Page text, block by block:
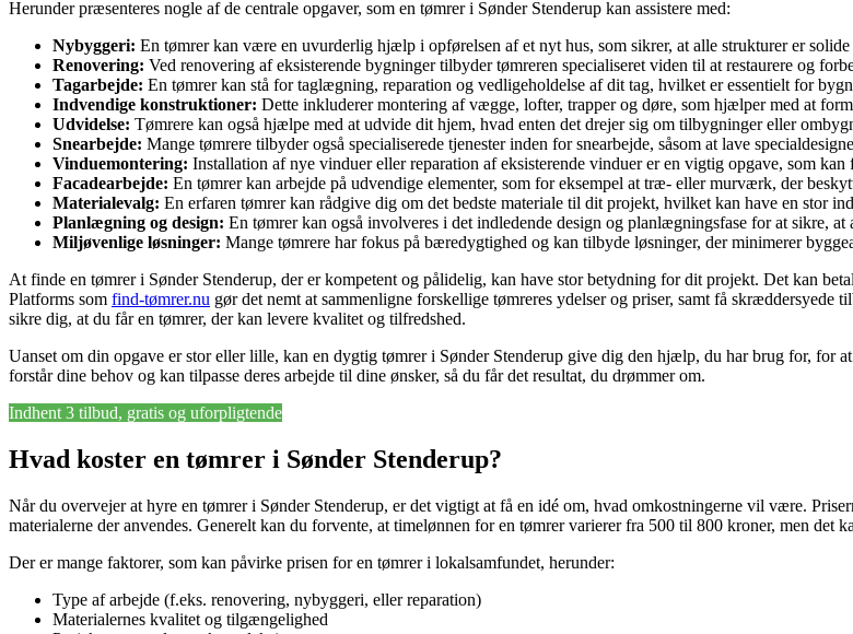
Herunder præsenteres nogle af de centrale opgaver, som en tømrer i Sønder Stenderup kan assistere med:
Nybyggeri: En tømrer kan være en uvurderlig hjælp i opførelsen af et nyt hus, som sikrer, at alle strukturer er solide
Renovering: Ved renovering af eksisterende bygninger tilbyder tømreren specialiseret viden til at restaurere og
Tagarbejde: En tømrer kan stå for taglægning, reparation og vedligeholdelse af dit tag, hvilket er essentielt for
Indvendige konstruktioner: Dette inkluderer montering af vægge, lofter, trapper og døre, som hjælper med at
Udvidelse: Tømrere kan også hjælpe med at udvide dit hjem, hvad enten det drejer sig om tilbygninger eller
Snearbejde: Mange tømrere tilbyder også specialiserede tjenester inden for snearbejde, såsom at lave
Vinduemontering: Installation af nye vinduer eller reparation af eksisterende vinduer er en vigtig opgave, som
Facadearbejde: En tømrer kan arbejde på udvendige elementer, som for eksempel at træ- eller murværk, der
Materialevalg: En erfaren tømrer kan rådgive dig om det bedste materiale til dit projekt, hvilket kan have en stor
Planlægning og design: En tømrer kan også involveres i det indledende design og planlægningsfase for at sikre,
Miljøvenlige løsninger: Mange tømrere har fokus på bæredygtighed og kan tilbyde løsninger, der minimerer
At finde en tømrer i Sønder Stenderup, der er kompetent og pålidelig, kan have stor betydning for dit projekt. Det kan
Platforms som find-tømrer.nu gør det nemt at sammenligne forskellige tømreres ydelser og priser, samt få
sikre dig, at du får en tømrer, der kan levere kvalitet og tilfredshed.
Uanset om din opgave er stor eller lille, kan en dygtig tømrer i Sønder Stenderup give dig den hjælp, du har brug for, for
forstår dine behov og kan tilpasse deres arbejde til dine ønsker, så du får det resultat, du drømmer om.
Indhent 3 tilbud, gratis og uforpligtende
Hvad koster en tømrer i Sønder Stenderup?
Når du overvejer at hyre en tømrer i Sønder Stenderup, er det vigtigt at få en idé om, hvad omkostningerne vil være.
materialerne der anvendes. Generelt kan du forvente, at timelønnen for en tømrer varierer fra 500 til 800 kroner, men det
Der er mange faktorer, som kan påvirke prisen for en tømrer i lokalsamfundet, herunder:
Type af arbejde (f.eks. renovering, nybyggeri, eller reparation)
Materialernes kvalitet og tilgængelighed